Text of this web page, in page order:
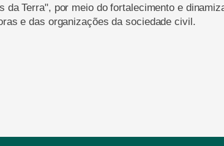
da Terra", por meio do fortalecimento e
e das organizações da sociedade civil.